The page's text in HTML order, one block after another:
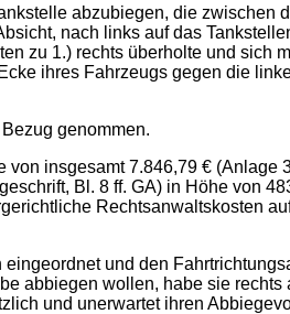
abzubiegen, die zwischen
nach links auf das
zu 1.) rechts überholte und sich
ihres Fahrzeugs gegen die
genommen.
insgesamt 7.846,79 € (Anlage
Bl. 8 ff. GA) in Höhe von
Rechtsanwaltskosten
und den
abbiegen wollen, habe sie
und unerwartet ihren